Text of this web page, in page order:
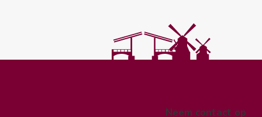
Neem contact op